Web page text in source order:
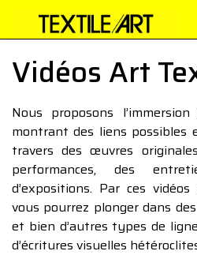
Vidéos Art
Nous proposons
montrant des liens
travers des œuvres
performances, des
d’expositions. Par ces
vous pourrez plonger dans
et bien d’autres types de
d’écritures visuelles